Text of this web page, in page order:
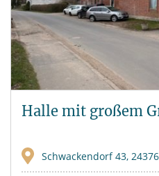
Halle mit großem
Schwackendorf 43,